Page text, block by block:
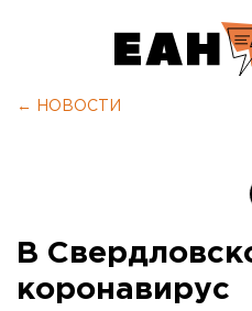
← НОВОСТИ
В
коронавирус